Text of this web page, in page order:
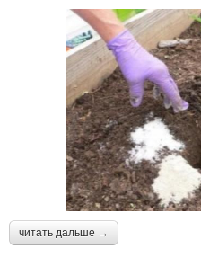
читать дальше →